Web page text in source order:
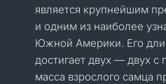
является крупнейшим
и одним из наиболее
Южной Америки. Его
достигает двух — двух с
масса взрослого самца